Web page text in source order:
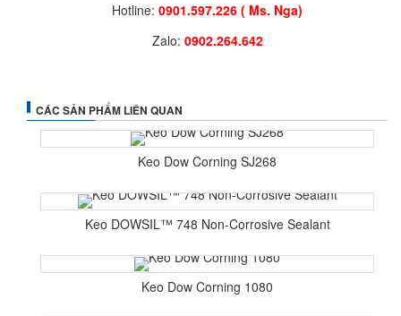
Hotline: 0901.597.226 ( Ms. Nga)
Zalo: 0902.264.642
CÁC SẢN PHẨM LIÊN QUAN
Keo Dow Corning SJ268
Keo DOWSIL™ 748 Non-Corrosive Sealant
Keo Dow Corning 1080